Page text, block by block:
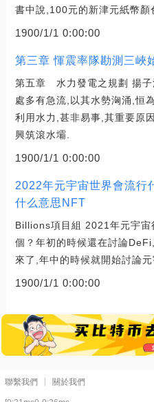
書中說,100元的新津元紙幣
1900/1/1 0:00:00
第三章 惲震率隊勘測三峽
第五章 水力發電之規劃 揚子
處多有急流,以其水勢洶涌,恒
利用水力,甚非易事,其重要原
興筑滾水壩.
1900/1/1 0:00:00
2022年元宇宙世界會流行
什么意思NFT
Billions項目組 2021年元宇宙
個？年初的時候還在討論
來了,年中的時候就開始討論
1900/1/1 0:00:00
聯繫我們 關於我們